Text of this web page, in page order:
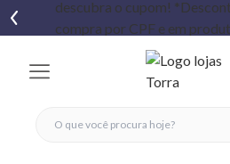
fechar menu
fechar menu
favoritos